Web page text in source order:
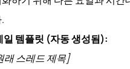
일 템플릿 (자동 생성됨):
래 스레드 제목]